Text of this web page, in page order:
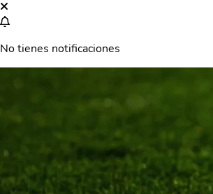
No tienes notificaciones